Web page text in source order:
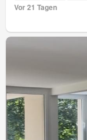
Vor 21 Tagen